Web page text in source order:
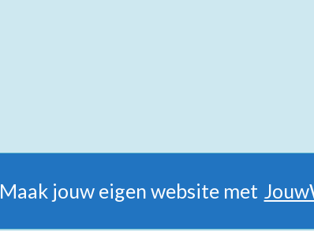
Maak jouw eigen website met